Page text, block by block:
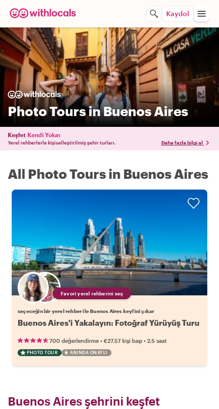
Kaydol
Photo Tours in Buenos Aires
Keşfet Kendi Yolun
Yerel rehberlerle kişiselleştirilmiş şehir turları. Daha fazla bilgi al
All Photo Tours in Buenos Aires
Favori yerel rehberini seç
seçeceğin bir yerel rehber ile Buenos Aires keyfini çıkar
Buenos Aires'i Yakalayın: Fotoğraf Yürüyüş Turu
700 değerlendirme • €27.57 kişi başı • 2.5 saat
PHOTO TOUR ANINDA ONAYLI
Buenos Aires şehrini keşfet